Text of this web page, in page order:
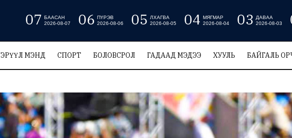
07 БААСАН
2026-08-07
06 ПҮРЭВ
2026-08-06
05
ЛХАГВА
2026-08-05
04 МЯГМАР
2026-08-04
03
ДАВАА
2026-08-03
ЭРҮҮЛ МЭНД СПОРТ БОЛОВСРОЛ ГАДААД МЭДЭЭ ХУУЛЬ БАЙГАЛЬ